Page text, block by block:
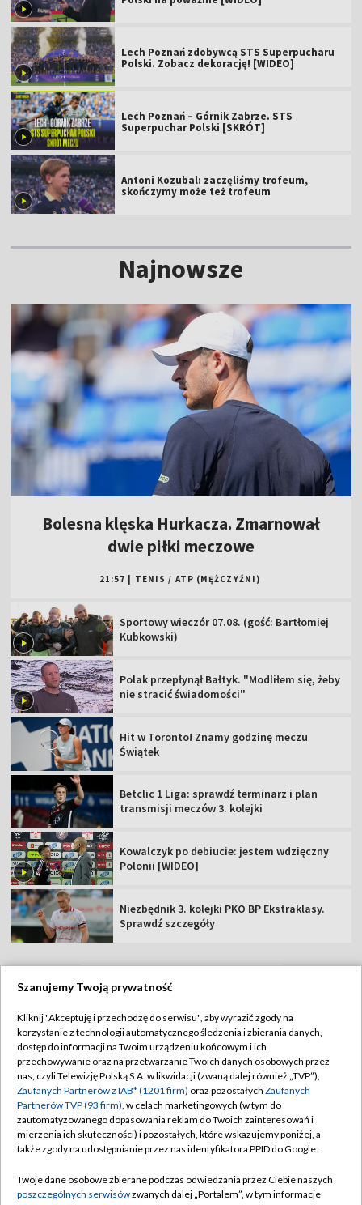
Lech Poznań zdobywcą STS Superpucharu
Polski. Zobacz dekorację! [WIDEO]
Lech Poznań – Górnik Zabrze. STS
Superpuchar Polski [SKRÓT]
Antoni Kozubal: zaczęliśmy trofeum,
skończymy może też trofeum
Najnowsze
Bolesna klęska Hurkacza. Zmarnował
dwie piłki meczowe
21:57 TENIS / ATP (MĘŻCZYŹNI)
Sportowy wieczór 07.08. (gość: Bartłomiej
Kubkowski)
Polak przepłynął Bałtyk. "Modliłem się, żeby
nie stracić świadomości"
Hit w Toronto! Znamy godzinę meczu
Świątek
Betclic 1 Liga: sprawdź terminarz i plan
transmisji meczów 3. kolejki
Kowalczyk po debiucie: jestem wdzięczny
Polonii [WIDEO]
Niezbędnik 3. kolejki PKO BP Ekstraklasy.
Sprawdź szczegóły
Abonament TVP
Sklep TVP
Biuro Reklamy
Oferta Handlowa
Telegazeta ogłoszenia
Rada Programowa
Regulamin TVP
Polityka prywatności
Moje zgody
Biuro reklamy
Kontakt
Kanały
Szanujemy Twoją prywatność
Kliknij "Akceptuję i przechodzę do serwisu", aby wyrazić zgody na
korzystanie z technologii automatycznego śledzenia i zbierania danych,
dostęp do informacji na Twoim urządzeniu końcowym i ich
przechowywanie oraz na przetwarzanie Twoich danych osobowych przez
nas, czyli Telewizję Polską S.A. w likwidacji (zwaną dalej również „TVP”),
Zaufanych Partnerów z IAB* (1201 firm) oraz pozostałych Zaufanych
Partnerów TVP (93 firm), w celach marketingowych (w tym do
zautomatyzowanego dopasowania reklam do Twoich zainteresowań i
mierzenia ich skuteczności) i pozostałych, które wskazujemy poniżej, a
także zgody na udostępnianie przez nas identyfikatora PPID do Google.
Twoje dane osobowe zbierane podczas odwiedzania przez Ciebie naszych
poszczególnych serwisówzwanych dalej „Portalem”, w tym informacje